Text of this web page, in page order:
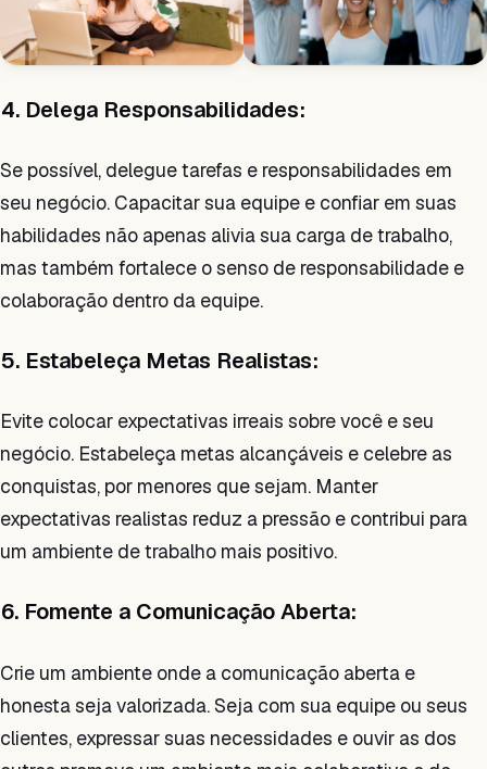
4. Delega Responsabilidades:
Se possível, delegue tarefas e responsabilidades em
seu negócio. Capacitar sua equipe e confiar em suas
habilidades não apenas alivia sua carga de trabalho,
mas também fortalece o senso de responsabilidade e
colaboração dentro da equipe.
5. Estabeleça Metas Realistas:
Evite colocar expectativas irreais sobre você e seu
negócio. Estabeleça metas alcançáveis e celebre as
conquistas, por menores que sejam. Manter
expectativas realistas reduz a pressão e contribui para
um ambiente de trabalho mais positivo.
6. Fomente a Comunicação Aberta:
Crie um ambiente onde a comunicação aberta e
honesta seja valorizada. Seja com sua equipe ou seus
clientes, expressar suas necessidades e ouvir as dos